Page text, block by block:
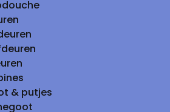
& putjes